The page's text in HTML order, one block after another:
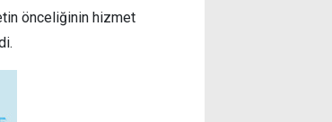
önceliğinin hizmet